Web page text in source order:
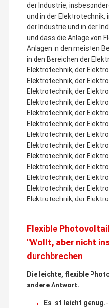
Zu Hause Produkte
der Industrie,
und in der Elektrotechnik,
der Industrie und in der
und dass die Anlage von
Anlagen in den meisten
in den Bereichen der
Elektrotechnik, der
Elektrotechnik, der
Elektrotechnik, der
Elektrotechnik, der
Elektrotechnik, der
Elektrotechnik, der
Elektrotechnik, der
Elektrotechnik, der
Elektrotechnik, der
Elektrotechnik, der
Elektrotechnik, der
Elektrotechnik, der
Elektrotechnik, der
Flexible
"Wollt, aber nicht
durchbrechen
Die leichte, flexible
andere Antwort.
Es ist leicht genug.
Unternehmens, Jiangsu X-
Ltd., im Jiangyin CNBM Jetion
YuanTeng FengSheng
Ausrüstungsunternehmen,
automatische Produktionslinie